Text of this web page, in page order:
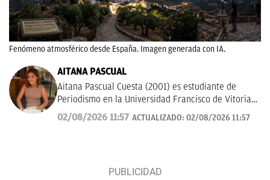
Fenómeno atmosférico desde España. Imagen generada con IA.
AITANA PASCUAL
Aitana Pascual Cuesta (2001) es estudiante de
Periodismo en la Universidad Francisco de Vitoria
de Madrid desde el 2023. Escogió esta profesión
por su gran vocación con la comunicación y la
los sucesos de forma clara y rigurosa.
02/08/2026 11:57 ACTUALIZADO: 02/08/2026 11:57